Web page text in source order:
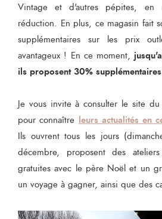
Vintage et d'autres pépites, en
réduction. En plus, ce magasin fait
supplémentaires sur les prix
avantageux ! En ce moment,
ils proposent 30%
Je vous invite à consulter le site
pour connaître leurs actualités en
Ils ouvrent tous les jours
décembre, proposent des
gratuites avec le père Noël et un
un voyage à gagner, ainsi que des